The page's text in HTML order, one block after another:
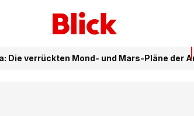
Die verrückten Mond- und Mars-Pläne der